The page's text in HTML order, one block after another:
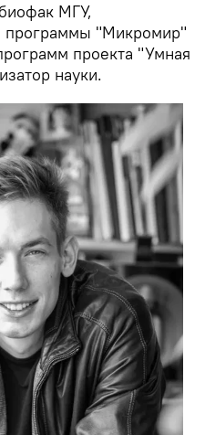
МГУ,
программы "Микромир"
проекта "Умная
науки.